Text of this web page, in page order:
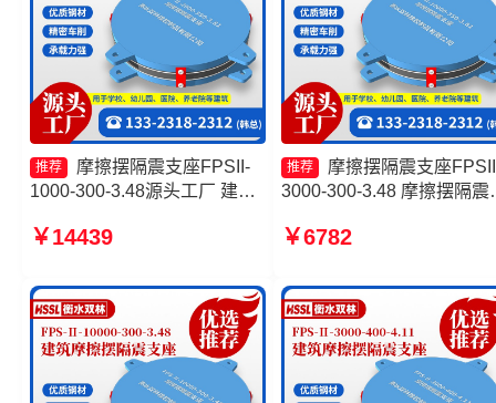
推荐
摩擦摆隔震支座FPSII-
1000-300-3.48源头工厂 建筑
擦摆式隔震支座厂家 摩擦摆隔
生产厂家
￥14439
推荐
摩擦摆隔震支座
3000-300-3.48 摩擦摆隔震
厂家 摩擦复摆隔震支座生
￥6782